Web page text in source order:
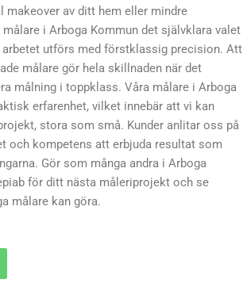
makeover av ditt hem eller mindre
målare i Arboga Kommun det självklara valet
utförs med förstklassig precision. Att
målare gör hela skillnaden när det
målning i toppklass. Våra målare i Arboga
erfarenhet, vilket innebär att vi kan
stora som små. Kunder anlitar oss på
och kompetens att erbjuda resultat som
Gör som många andra i Arboga
för ditt nästa måleriprojekt och se
målare kan göra.